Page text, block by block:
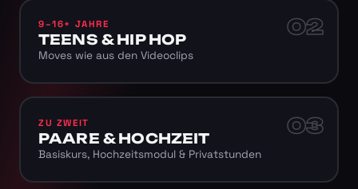
02
9–16+ JAHRE
TEENS & HIP HOP
Moves wie aus den Videoclips
03
ZU ZWEIT
PAARE & HOCHZEIT
Basiskurs, Hochzeitsmodul & Privatstunden